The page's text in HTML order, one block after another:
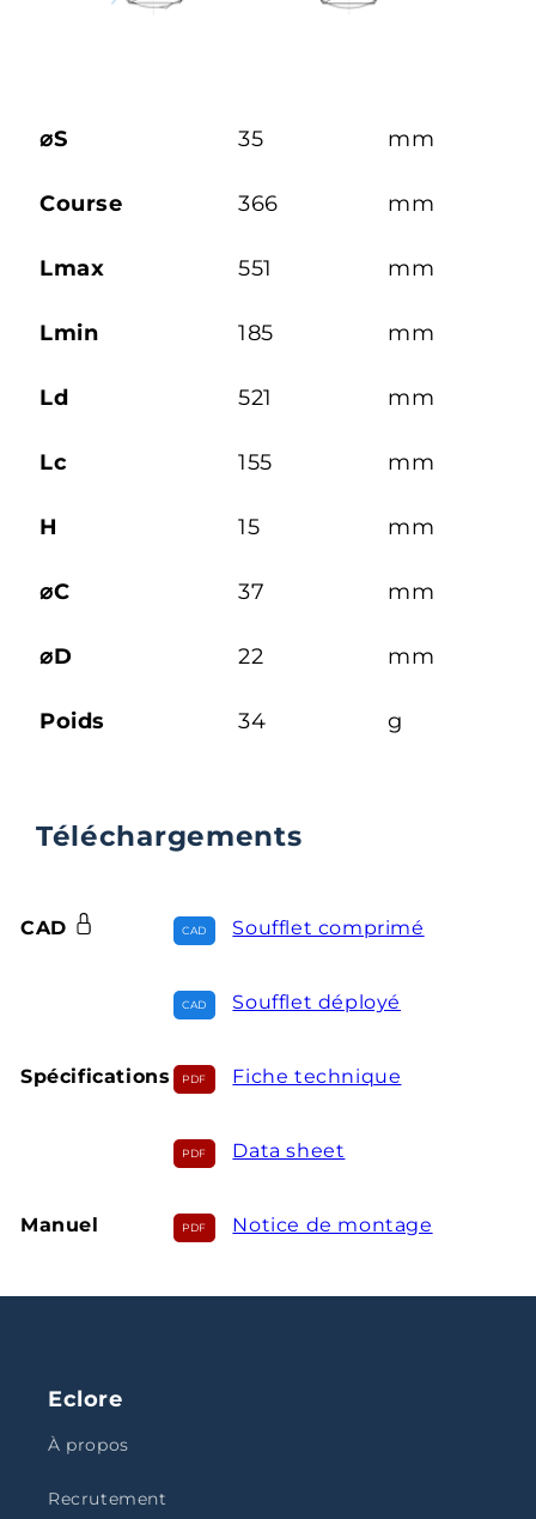
⌀S 35 mm
Course 366 mm
Lmax 551 mm
Lmin 185 mm
Ld 521 mm
Lc 155 mm
H 15 mm
⌀C 37 mm
⌀D 22 mm
Poids 34 g
Téléchargements
CAD Soufflet comprimé
Soufflet déployé
Spécifications Fiche technique
Data sheet
Manuel Notice de montage
Eclore
À propos
Recrutement